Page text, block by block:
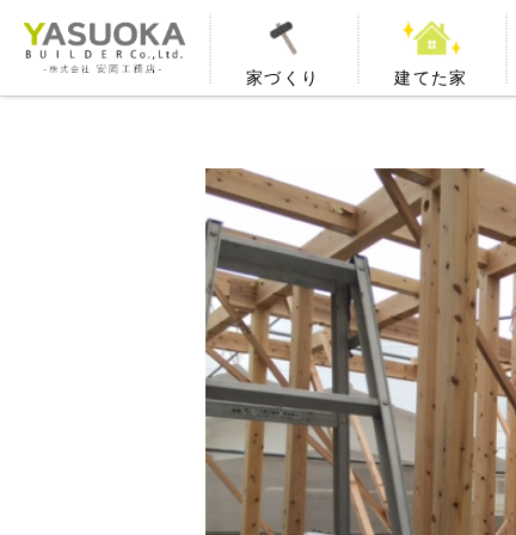
家づくり 建てた家